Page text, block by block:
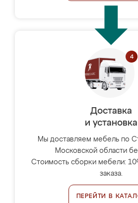
Доставка
и установка
Мы доставляем мебель по
Московской области
Стоимость сборки мебели:
заказа.
ПЕРЕЙТИ В